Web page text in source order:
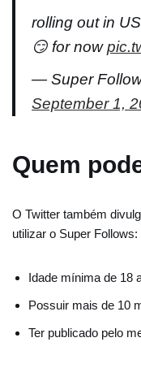
rolling out in
😏 for now
— Super
September 1,
Quem
O Twitter também
utilizar o Super Follows:
Idade mínima de 18
Possuir mais de 10
Ter publicado pelo